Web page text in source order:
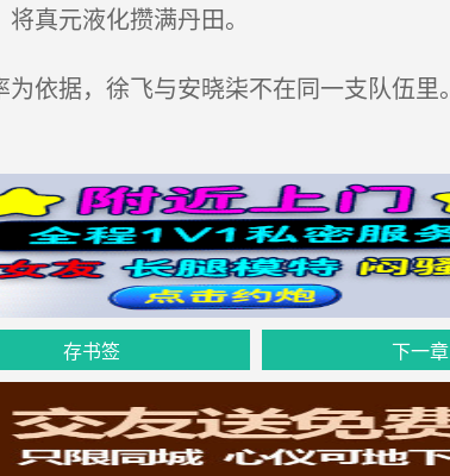
真元液化攒满丹田。
依据，徐飞与安晓柒不在同一支队伍里。
存书签 下一章